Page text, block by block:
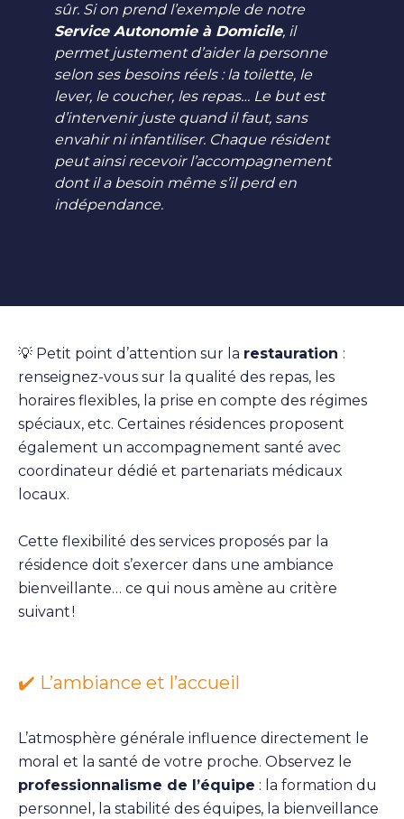
sûr. Si on prend l’exemple de notre
Service Autonomie à Domicile, il
permet justement d’aider la personne
selon ses besoins réels : la toilette, le
lever, le coucher, les repas… Le but est
d’intervenir juste quand il faut, sans
envahir ni infantiliser. Chaque résident
peut ainsi recevoir l’accompagnement
dont il a besoin même s’il perd en
indépendance.
💡 Petit point d’attention sur la restauration :
renseignez-vous sur la qualité des repas, les
horaires flexibles, la prise en compte des régimes
spéciaux, etc. Certaines résidences proposent
également un accompagnement santé avec
coordinateur dédié et partenariats médicaux
locaux.
Cette flexibilité des services proposés par la
résidence doit s’exercer dans une ambiance
bienveillante… ce qui nous amène au critère
suivant !
✔️ L’ambiance et l’accueil
L’atmosphère générale influence directement le
moral et la santé de votre proche. Observez le
professionnalisme de l’équipe : la formation du
personnel, la stabilité des équipes, la bienveillance